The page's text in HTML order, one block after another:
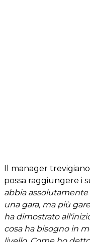
Il manager
possa raggiungere i
abbia
una gara, ma più
ha dimostrato
cosa ha bisogno in